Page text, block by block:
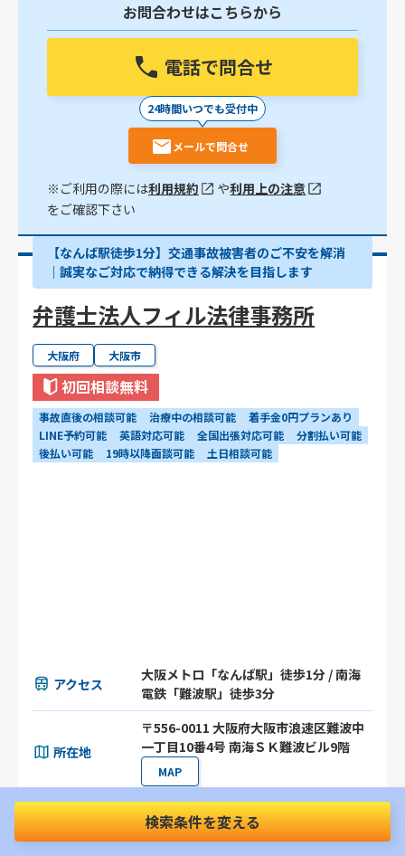
お問合わせはこちらから
電話で問合せ
24時間いつでも受付中
メールで問合せ
※ご利用の際には利用規約 や利用上の注意
をご確認下さい
【なんば駅徒歩1分】交通事故被害者のご不安を解消
｜誠実なご対応で納得できる解決を目指します
弁護士法人フィル法律事務所
大阪府 大阪市
初回相談無料
事故直後の相談可能 治療中の相談可能
着手金0円プランあり
LINE予約可能
英語対応可能 全国出張対応可能
分割払い可能
後払い可能
19時以降面談可能 土日相談可能
アクセス
大阪メトロ「なんば駅」徒歩1分 / 南海
電鉄「難波駅」徒歩3分
所在地
〒556-0011 大阪府大阪市浪速区難波中
一丁目10番4号 南海ＳＫ難波ビル9階
MAP
対応エリア
大阪府 京都府 兵庫県 奈良県
和歌山県
検索条件を変える